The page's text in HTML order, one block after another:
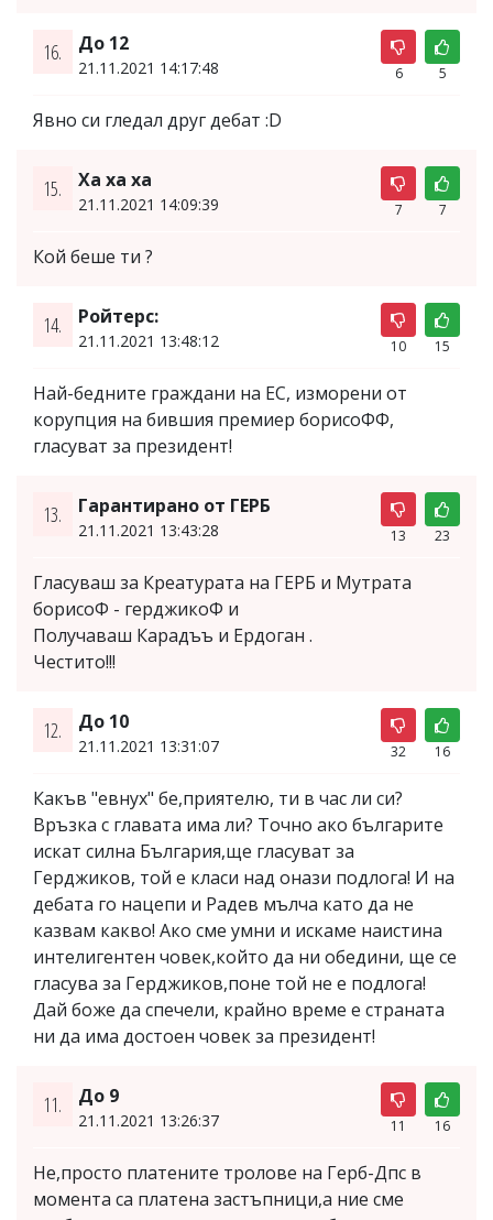
16. До 12
21.11.2021 14:17:48 6 5
Явно си гледал друг дебат :D
15. Ха ха ха
21.11.2021 14:09:39 7 7
Кой беше ти ?
14. Ройтерс:
21.11.2021 13:48:12 10 15
Най-бедните граждани на ЕС, изморени от
корупция на бившия премиер борисоФФ,
гласуват за президент!
13. Гарантирано от ГЕРБ
21.11.2021 13:43:28 13 23
Гласуваш за Креатурата на ГЕРБ и Мутрата
борисоФ - герджикоФ и
Получаваш Карадъъ и Ердоган .
Честито!!!
12. До 10
21.11.2021 13:31:07 32 16
Какъв "евнух" бе,приятелю, ти в час ли си?
Връзка с главата има ли? Точно ако българите
искат силна България,ще гласуват за
Герджиков, той е класи над онази подлога! И на
дебата го нацепи и Радев мълча като да не
казвам какво! Ако сме умни и искаме наистина
интелигентен човек,който да ни обедини, ще се
гласува за Герджиков,поне той не е подлога!
Дай боже да спечели, крайно време е страната
ни да има достоен човек за президент!
11. До 9
21.11.2021 13:26:37 11 16
Не,просто платените тролове на Герб-Дпс в
момента са платена застъпници,а ние сме